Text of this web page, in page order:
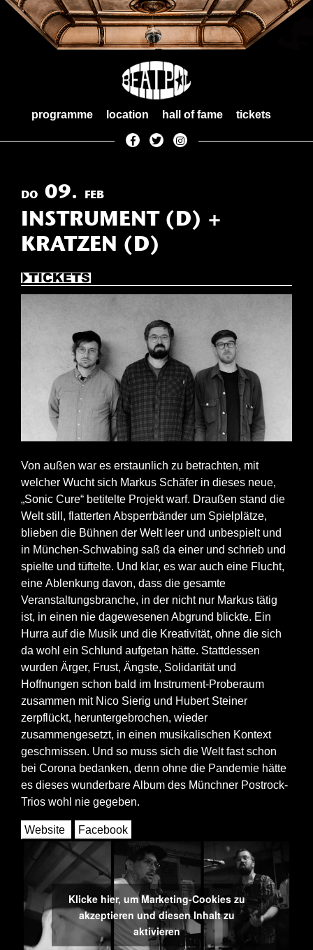
Skip
programme location hall of fame tickets
DO 09. FEB
INSTRUMENT (D) +
KRATZEN (D)
Von außen war es erstaunlich zu betrachten, mit
welcher Wucht sich Markus Schäfer in dieses neue,
„Sonic Cure“ betitelte Projekt warf. Draußen stand die
Welt still, flatterten Absperrbänder um Spielplätze,
blieben die Bühnen der Welt leer und unbespielt und
in München-Schwabing saß da einer und schrieb und
spielte und tüftelte. Und klar, es war auch eine Flucht,
eine Ablenkung davon, dass die gesamte
Veranstaltungsbranche, in der nicht nur Markus tätig
ist, in einen nie dagewesenen Abgrund blickte. Ein
Hurra auf die Musik und die Kreativität, ohne die sich
da wohl ein Schlund aufgetan hätte. Stattdessen
wurden Ärger, Frust, Ängste, Solidarität und
Hoffnungen schon bald im Instrument-Proberaum
zusammen mit Nico Sierig und Hubert Steiner
zerpflückt, heruntergebrochen, wieder
zusammengesetzt, in einen musikalischen Kontext
geschmissen. Und so muss sich die Welt fast schon
bei Corona bedanken, denn ohne die Pandemie hätte
es dieses wunderbare Album des Münchner Postrock-
Trios wohl nie gegeben.
Website Facebook
Klicke hier, um Marketing-Cookies zu
akzeptieren und diesen Inhalt zu
aktivieren